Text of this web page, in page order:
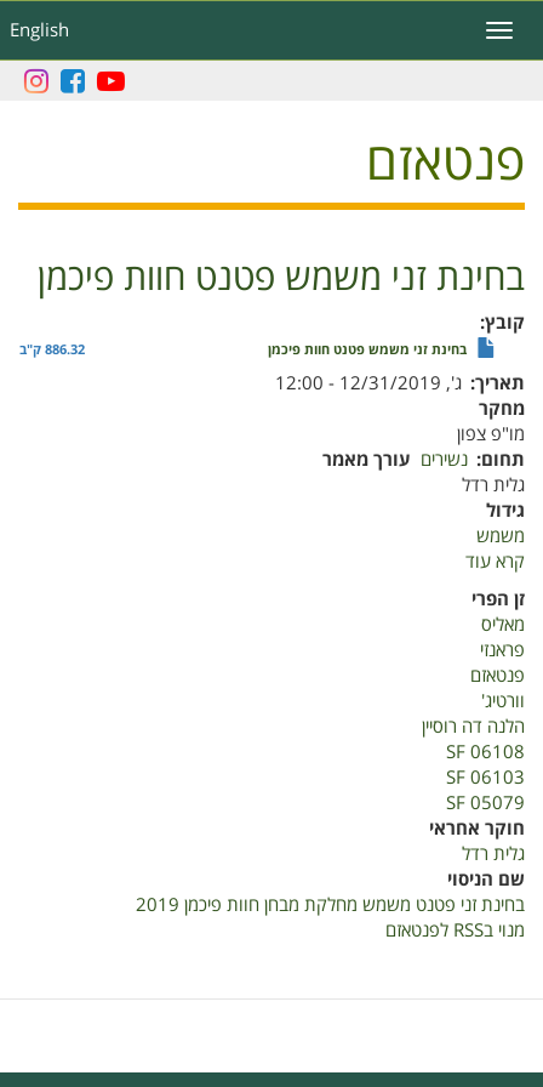
לתוכן
העיקרי
English
Toggle
navigation
פנטאזם
בחינת זני משמש פטנט חוות פיכמן
קובץ
בחינת זני משמש פטנט חוות פיכמן 886.32 ק"ב
תאריך ג', 12/31/2019 - 12:00
מחקר
מו"פ צפון
תחום נשירים עורך מאמר
גלית רדל
גידול
משמש
קרא עוד
זן הפרי
מאליס
פראנזי
פנטאזם
וורטיג'
הלנה דה רוסיין
SF 06108
SF 06103
SF 05079
חוקר אחראי
גלית רדל
שם הניסוי
בחינת זני פטנט משמש מחלקת מבחן חוות פיכמן 2019
מנוי בRSS לפנטאזם